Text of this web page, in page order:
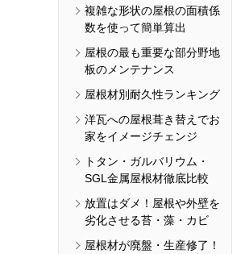
複雑な形状の屋根の面積係
数を使って簡単算出
屋根の最も重要な部分野地
板のメンテナンス
屋根材別耐久性ランキング
洋瓦への屋根葺き替えでお
家をイメージチェンジ
トタン・ガルバリウム・
SGL金属屋根材徹底比較
放置はダメ！屋根や外壁を
劣化させる苔・藻・カビ
屋根材が廃盤・生産修了！